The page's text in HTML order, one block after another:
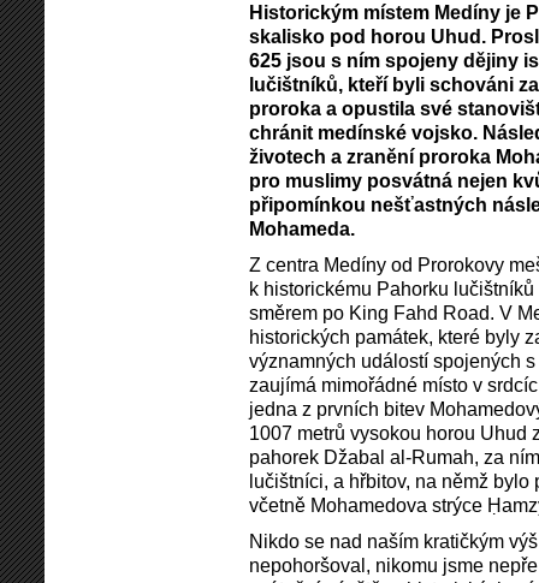
Historickým místem Medíny je
skalisko pod horou Uhud.
625 jsou s ním spojeny dějiny
lučištníků, kteří byli schováni
proroka a opustila své
chránit medínské vojsko.
životech a zranění proroka
pro muslimy posvátná nejen
připomínkou nešťastných
Mohameda.
Z centra Medíny od Prorokovy
k historickému Pahorku
směrem po King Fahd Road. V
historických památek, které byly
významných událostí spojených
zaujímá mimořádné místo v
jedna z prvních bitev
1007 metrů vysokou horou Uhud
pahorek Džabal al-Rumah, za
lučištníci, a hřbitov, na němž
včetně Mohamedova strýce
Nikdo se nad naším kratičkým
nepohoršoval, nikomu jsme